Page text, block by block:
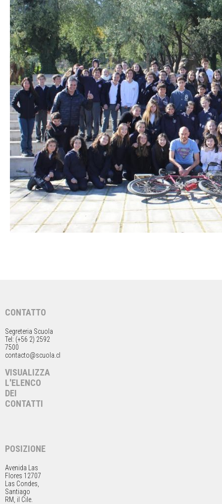
CONTATTO
Segreteria Scuola
Tel: (+56 2) 2592
7500
contacto@scuola.cl
VISUALIZZA
L'ELENCO
DEI
CONTATTI
POSIZIONE
Avenida Las
Flores 12707
Las Condes,
Santiago
RM, il Cile.